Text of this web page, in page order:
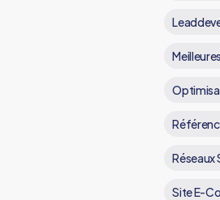
Réseaux
Site E-